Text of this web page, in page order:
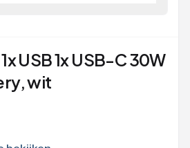
USB 1x USB-C 30W
wit